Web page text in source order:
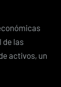
de las
activos, un